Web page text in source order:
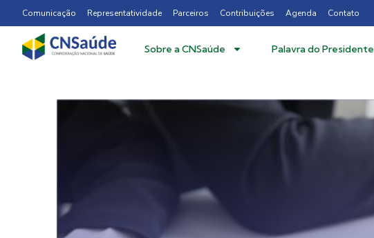
Comunicação Representatividade Parceiros Contribuições Agenda Contato
Sobre a CNSaúde Palavra do Presidente